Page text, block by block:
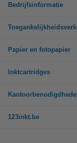
Bedrijfsinformatie
Papier en fotopapier
Inktcartridges
123inkt.be